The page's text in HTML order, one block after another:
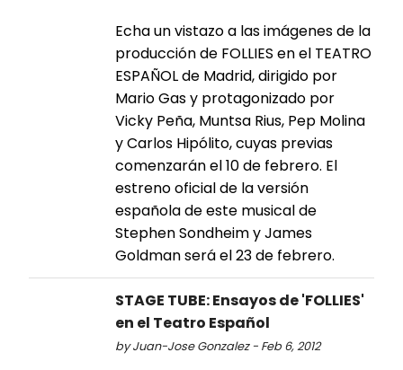
Echa un vistazo a las imágenes de la
producción de FOLLIES en el TEATRO
ESPAÑOL de Madrid, dirigido por
Mario Gas y protagonizado por
Vicky Peña, Muntsa Rius, Pep Molina
y Carlos Hipólito, cuyas previas
comenzarán el 10 de febrero. El
estreno oficial de la versión
española de este musical de
Stephen Sondheim y James
Goldman será el 23 de febrero.
STAGE TUBE: Ensayos de 'FOLLIES'
en el Teatro Español
by Juan-Jose Gonzalez - Feb 6, 2012